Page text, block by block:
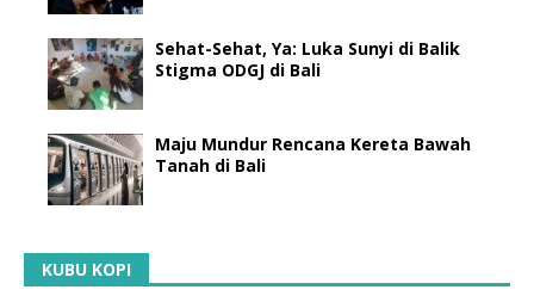
Sehat-Sehat, Ya: Luka Sunyi di Balik
Stigma ODGJ di Bali
Maju Mundur Rencana Kereta Bawah
Tanah di Bali
KUBU KOPI